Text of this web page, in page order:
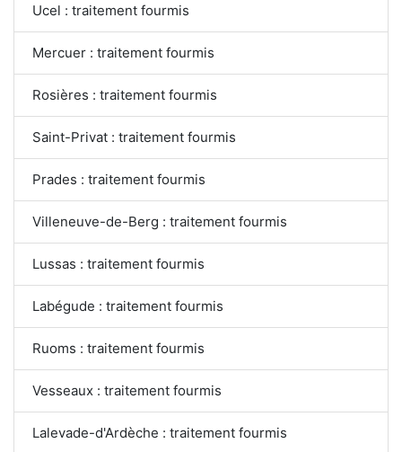
Ucel : traitement fourmis
Mercuer : traitement fourmis
Rosières : traitement fourmis
Saint-Privat : traitement fourmis
Prades : traitement fourmis
Villeneuve-de-Berg : traitement fourmis
Lussas : traitement fourmis
Labégude : traitement fourmis
Ruoms : traitement fourmis
Vesseaux : traitement fourmis
Lalevade-d'Ardèche : traitement fourmis